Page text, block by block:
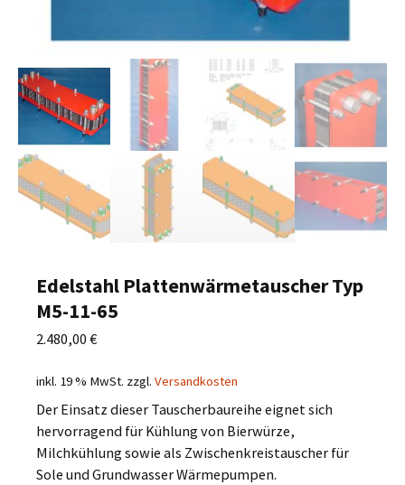
Edelstahl Plattenwärmetauscher Typ
M5-11-65
2.480,00 €
inkl. 19 % MwSt. zzgl. Versandkosten
Der Einsatz dieser Tauscherbaureihe eignet sich
hervorragend für Kühlung von Bierwürze,
Milchkühlung sowie als Zwischenkreistauscher für
Sole und Grundwasser Wärmepumpen.